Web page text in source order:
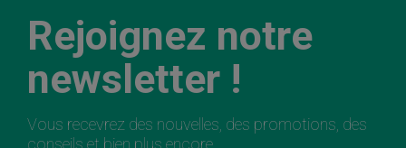
Rejoignez notre
newsletter !
Vous recevrez des nouvelles, des promotions, des
conseils et bien plus encore.